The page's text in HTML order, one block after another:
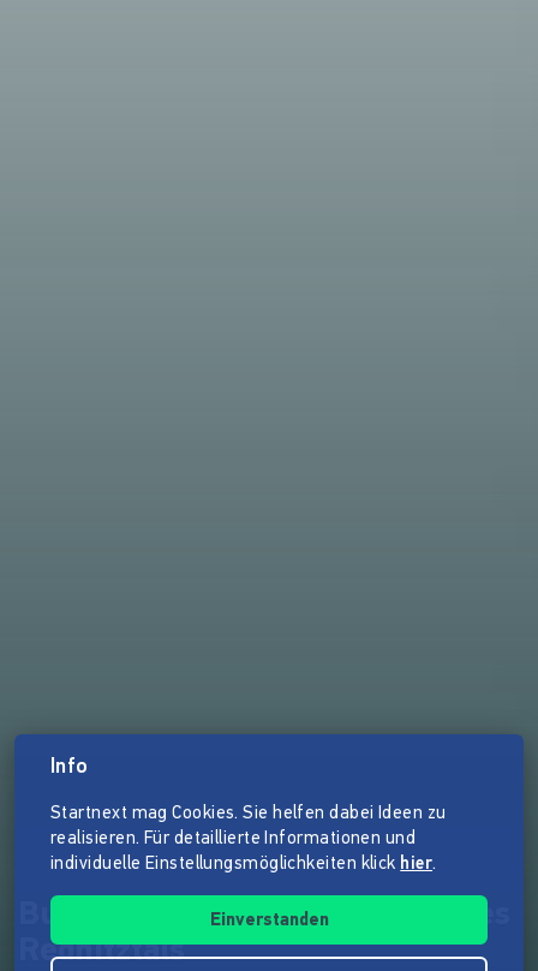
Buch über die Wässerwiesen des
Rednitztals
Info
Startnext mag Cookies. Sie helfen dabei Ideen zu
realisieren. Für detaillierte Informationen und
individuelle Einstellungsmöglichkeiten klick hier.
Einverstanden